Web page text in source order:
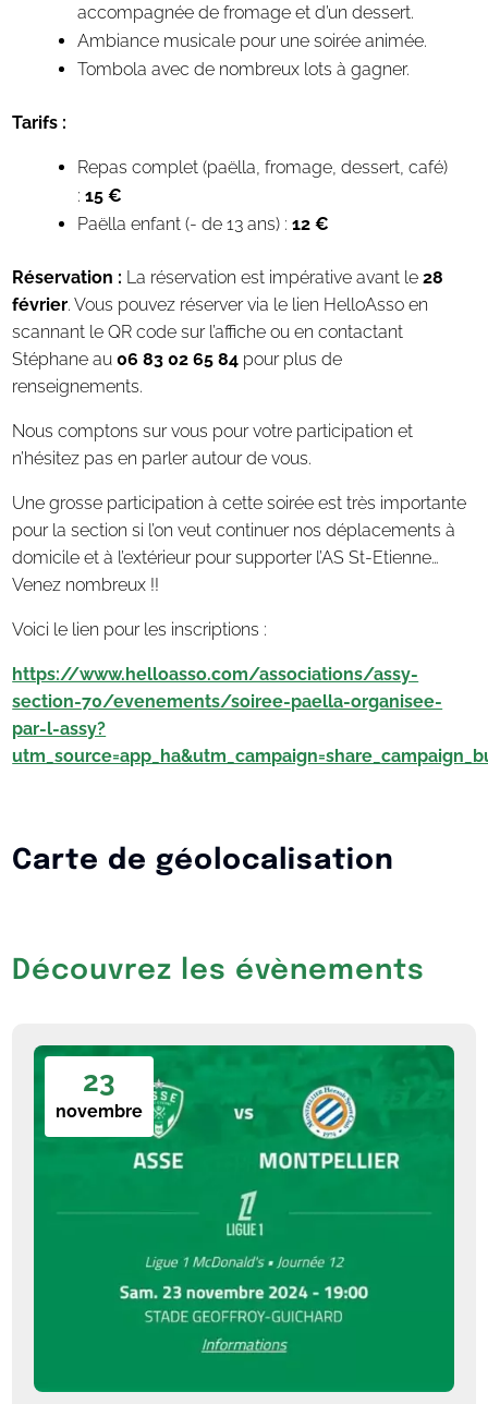
accompagnée de fromage et d’un dessert.
Ambiance musicale pour une soirée animée.
Tombola avec de nombreux lots à gagner.
Tarifs :
Repas complet (paëlla, fromage, dessert, café)
:15 €
Paëlla enfant (- de 13 ans) :12 €
Réservation : La réservation est impérative avant le28
février. Vous pouvez réserver via le lien HelloAsso en
scannant le QR code sur l’affiche ou en contactant
Stéphane au06 83 02 65 84 pour plus de
renseignements.
Nous comptons sur vous pour votre participation et
n’hésitez pas en parler autour de vous.
Une grosse participation à cette soirée est très importante
pour la section si l’on veut continuer nos déplacements à
domicile et à l’extérieur pour supporter l’AS St-Etienne…
Venez nombreux !!
Voici le lien pour les inscriptions :
https://www.helloasso.com/associations/assy-
section-70/evenements/soiree-paella-organisee-
par-l-assy?
Carte de géolocalisation
Découvrez les évènements
23
novembre